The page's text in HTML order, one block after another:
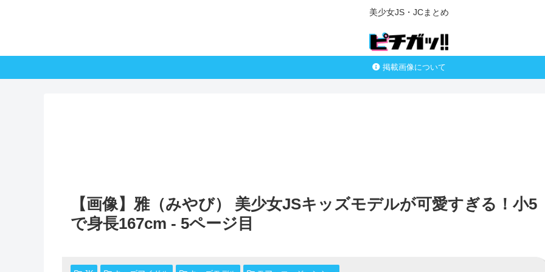
美少女JS・JCまとめ
掲載画像について
【画像】雅（みやび） 美少女JSキッズモデルが可愛すぎる！小5
で身長167cm - 5ページ目